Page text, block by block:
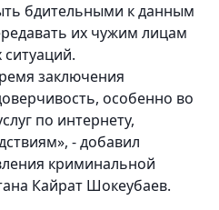
бдительными к данным
их чужим лицам
заключения
особенно во
по интернету,
- добавил
криминальной
Кайрат Шокеубаев.